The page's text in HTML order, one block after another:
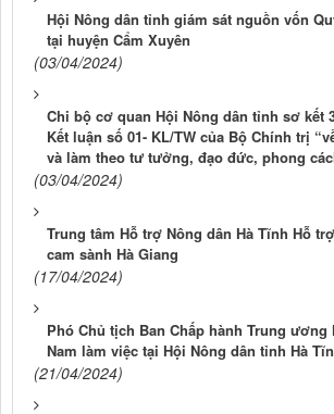
Hội Nông dân tỉnh giám sát nguồn vốn
tại huyện Cẩm Xuyên
(03/04/2024)
Chi bộ cơ quan Hội Nông dân tỉnh sơ kết
Kết luận số 01- KL/TW của Bộ Chính trị
và làm theo tư tưởng, đạo đức, phong
(03/04/2024)
Trung tâm Hỗ trợ Nông dân Hà Tĩnh Hỗ
cam sành Hà Giang
(17/04/2024)
Phó Chủ tịch Ban Chấp hành Trung ương
Nam làm việc tại Hội Nông dân tỉnh Hà
(21/04/2024)